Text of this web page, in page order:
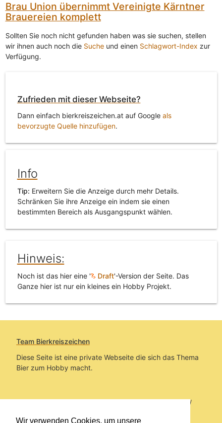
Wir verwenden Cookies, um unsere
Brau Union übernimmt Vereinigte Kärntner
Brauereien komplett
Sollten Sie noch nicht gefunden haben was sie suchen, stellen
wir ihnen auch noch die Sucheund einen Schlagwort-Index zur
Verfügung.
Zufrieden mit dieser Webseite?
Dann einfach bierkreiszeichen.at auf Google als
bevorzugte Quelle hinzufügen.
Info
Tip: Erweitern Sie die Anzeige durch mehr Details.
Schränken Sie ihre Anzeige ein indem sie einen
bestimmten Bereich als Ausgangspunkt wählen.
Hinweis:
Noch ist das hier eine ' Draft'-Version der Seite. Das
Ganze hier ist nur ein kleines ein Hobby Projekt.
Team Bierkreiszeichen
Diese Seite ist eine private Webseite die sich das Thema
Bier zum Hobby macht.
Sie befinden sich auf https://www.bierkreiszeichen.at/
im Pfad:Übers Bier/Brauereien/Fundstücke und